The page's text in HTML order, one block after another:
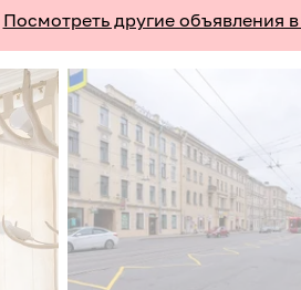
Посмотреть другие объявления